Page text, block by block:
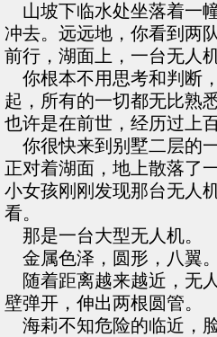
山坡下临水处坐落着一
冲去。远远地，你看到两
前行，湖面上，一台无人
你根本不用思考和判断
起，所有的一切都无比熟
也许是在前世，经历过上
你很快来到别墅二层的
正对着湖面，地上散落了
小女孩刚刚发现那台无人
看。
那是一台大型无人机。
金属色泽，圆形，八翼。
随着距离越来越近，无
壁弹开，伸出两根圆管。
海莉不知危险的临近，